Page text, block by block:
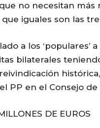
no necesitan más
iguales son las
a los
bilaterales
PP en el Consejo
DE EUROS